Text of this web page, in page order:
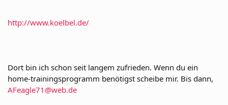
http://www.koelbel.de/
Dort bin ich schon seit langem zufrieden. Wenn du ein
home-trainingsprogramm benötigst scheibe mir. Bis dann,
AFeagle71@web.de